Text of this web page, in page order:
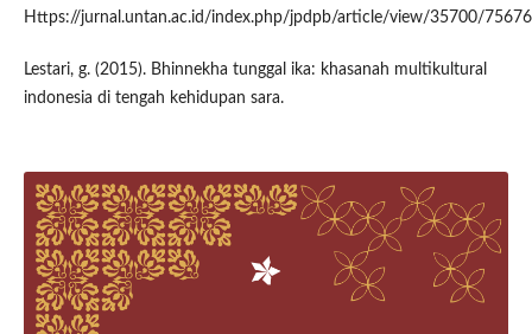
Https://jurnal.untan.ac.id/index.php/jpdpb/article/view/35700/
Lestari, g. (2015). Bhinnekha tunggal ika: khasanah multikultural
indonesia di tengah kehidupan sara.